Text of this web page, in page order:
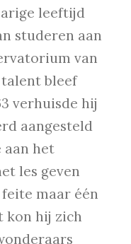
leeftijd
studeren aan
van
bleef
verhuisde hij
aangesteld
aan het
les geven
maar één
kon hij zich